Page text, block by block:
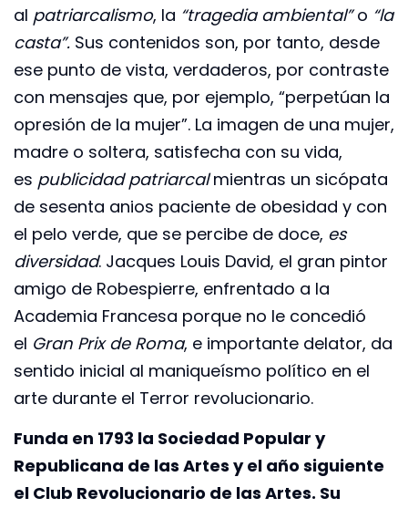
al patriarcalismo, la “tragedia ambiental”o “la
casta”. Sus contenidos son, por tanto, desde
ese punto de vista, verdaderos, por contraste
con mensajes que, por ejemplo, “perpetúan la
opresión de la mujer”. La imagen de una mujer,
madre o soltera, satisfecha con su vida,
es publicidad patriarcalmientras un sicópata
de sesenta anios paciente de obesidad y con
el pelo verde, que se percibe de doce, es
diversidad. Jacques Louis David, el gran pintor
amigo de Robespierre, enfrentado a la
Academia Francesa porque no le concedió
el Gran Prix de Roma, e importante delator, da
sentido inicial al maniqueísmo político en el
arte durante el Terror revolucionario.
Funda en 1793 la Sociedad Popular y
Republicana de las Artes y el año siguiente
el Club Revolucionario de las Artes. Su